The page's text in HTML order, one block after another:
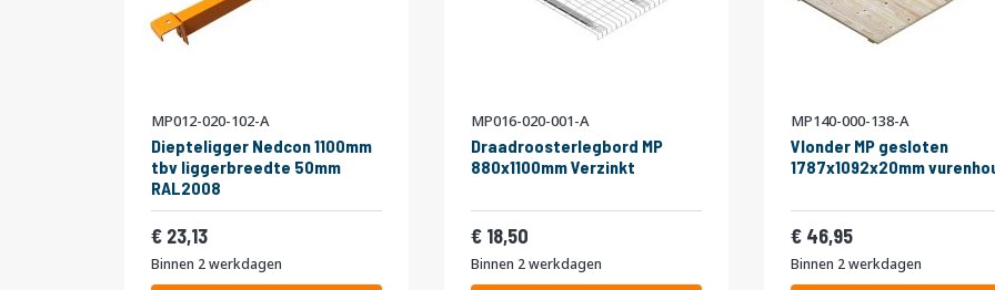
MP012-020-102-A
Diepteligger Nedcon 1100mm
tbv liggerbreedte 50mm
RAL2008
23,13
Binnen 2 werkdagen
MP016-020-001-A
Draadroosterlegbord MP
880x1100mm Verzinkt
18,50
Binnen 2 werkdagen
MP140-000-138-A
Vlonder MP gesloten
1787x1092x20mm
46,95
Binnen 2 werkdagen